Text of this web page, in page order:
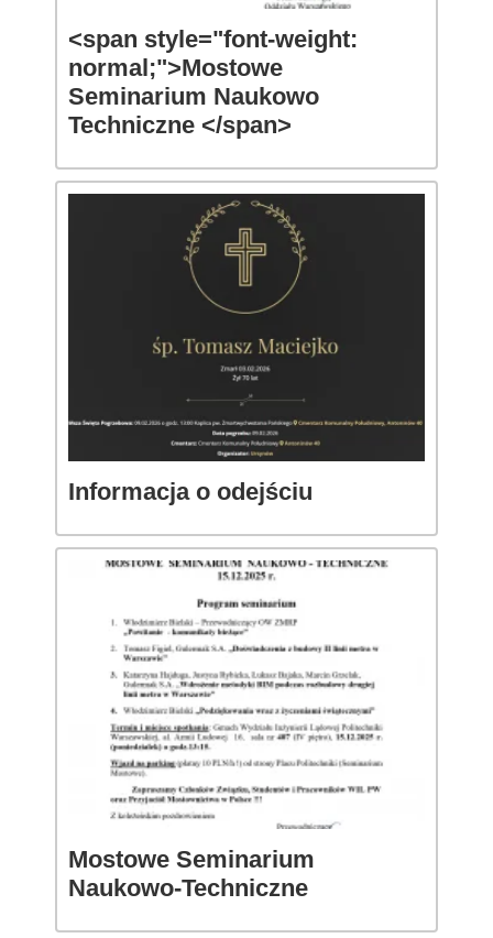
<span style="font-weight:
normal;">Mostowe
Seminarium Naukowo
Techniczne </span>
Informacja o odejściu
Mostowe Seminarium
Naukowo-Techniczne